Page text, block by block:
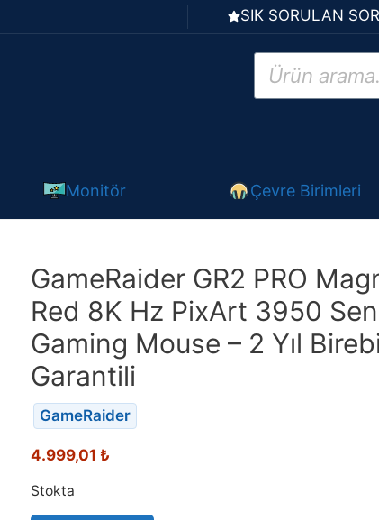
SIK SORULAN
Products
search
Monitör Çevre Birimleri
GameRaider GR2 PRO
Red 8K Hz PixArt 3950
Gaming Mouse – 2 Yıl
Garantili
GameRaider
4.999,01 ₺
Stokta